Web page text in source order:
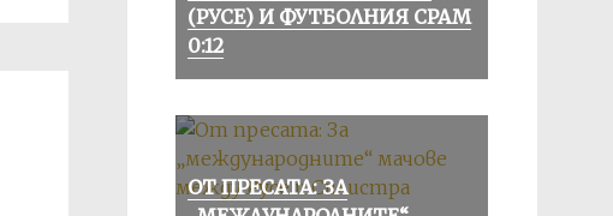
(РУСЕ) И ФУТБОЛНИЯ СРАМ
0:12
ОТ ПРЕСАТА: ЗА